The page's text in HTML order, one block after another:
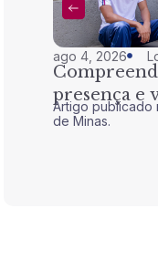
ago 4, 2026
presença e
Artigo publicado
de Minas.